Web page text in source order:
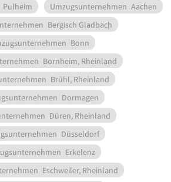
Pulheim Umzugsunternehmen Aachen
Bergisch Gladbach
Bonn
Bornheim, Rheinland
Brühl, Rheinland
Dormagen
Düren, Rheinland
Düsseldorf
Erkelenz
Eschweiler, Rheinland